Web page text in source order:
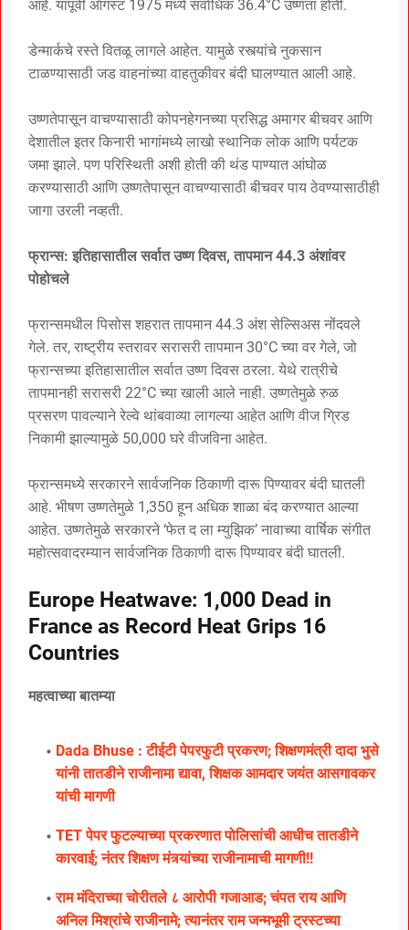
आहे. यापूर्वी ऑगस्ट 1975 मध्ये सर्वाधिक 36.4°C उष्णता होती.
डेन्मार्कचे रस्ते वितळू लागले आहेत. यामुळे रस्त्यांचे नुकसान
टाळण्यासाठी जड वाहनांच्या वाहतुकीवर बंदी घालण्यात आली आहे.
उष्णतेपासून वाचण्यासाठी कोपनहेगनच्या प्रसिद्ध अमागर बीचवर आणि
देशातील इतर किनारी भागांमध्ये लाखो स्थानिक लोक आणि पर्यटक
जमा झाले. पण परिस्थिती अशी होती की थंड पाण्यात आंघोळ
करण्यासाठी आणि उष्णतेपासून वाचण्यासाठी बीचवर पाय ठेवण्यासाठीही
जागा उरली नव्हती.
फ्रान्स: इतिहासातील सर्वात उष्ण दिवस, तापमान 44.3 अंशांवर
पोहोचले
फ्रान्समधील पिसोस शहरात तापमान 44.3 अंश सेल्सिअस नोंदवले
गेले. तर, राष्ट्रीय स्तरावर सरासरी तापमान 30°C च्या वर गेले, जो
फ्रान्सच्या इतिहासातील सर्वात उष्ण दिवस ठरला. येथे रात्रीचे
तापमानही सरासरी 22°C च्या खाली आले नाही. उष्णतेमुळे रुळ
प्रसरण पावल्याने रेल्वे थांबवाव्या लागल्या आहेत आणि वीज ग्रिड
निकामी झाल्यामुळे 50,000 घरे वीजविना आहेत.
फ्रान्समध्ये सरकारने सार्वजनिक ठिकाणी दारू पिण्यावर बंदी घातली
आहे. भीषण उष्णतेमुळे 1,350 हून अधिक शाळा बंद करण्यात आल्या
आहेत. उष्णतेमुळे सरकारने ‘फेत द ला म्युझिक’ नावाच्या वार्षिक संगीत
महोत्सवादरम्यान सार्वजनिक ठिकाणी दारू पिण्यावर बंदी घातली.
Europe Heatwave: 1,000 Dead in
France as Record Heat Grips 16
Countries
महत्वाच्या बातम्या
Dada Bhuse : टीईटी पेपरफुटी प्रकरण; शिक्षणमंत्री दादा भुसे
यांनी तातडीने राजीनामा द्यावा, शिक्षक आमदार जयंत आसगावकर
यांची मागणी
TET पेपर फुटल्याच्या प्रकरणात पोलिसांची आधीच तातडीने
कारवाई; नंतर शिक्षण मंत्र्यांच्या राजीनामाची मागणी!!
राम मंदिराच्या चोरीतले ८ आरोपी गजाआड; चंपत राय आणि
अनिल मिश्रांचे राजीनामे; त्यानंतर राम जन्मभूमी ट्रस्टच्या